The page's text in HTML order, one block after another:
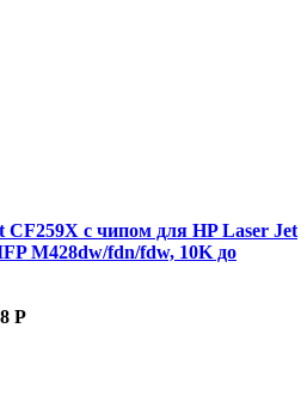
с чипом для HP Laser Jet
M428dw/fdn/fdw, 10K до
Р